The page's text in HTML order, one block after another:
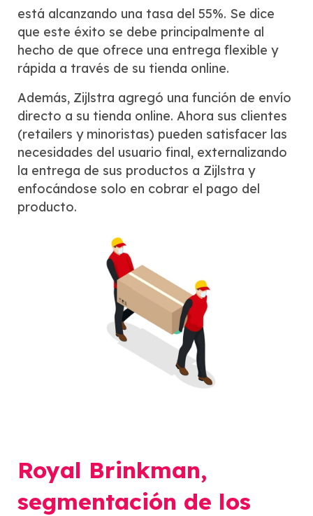
está alcanzando una tasa del 55%. Se dice
que este éxito se debe principalmente al
hecho de que ofrece una entrega flexible y
rápida a través de su tienda online.
Además, Zijlstra agregó una función de envío
directo a su tienda online. Ahora sus clientes
(retailers y minoristas) pueden satisfacer las
necesidades del usuario final, externalizando
la entrega de sus productos a Zijlstra y
enfocándose solo en cobrar el pago del
producto.
Royal Brinkman,
segmentación de los